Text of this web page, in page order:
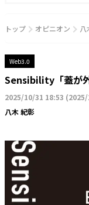
トップ オピニオン
Web3.0
Sensibility「蓋が
2025/10/31 18:53 (
八木 紀彰